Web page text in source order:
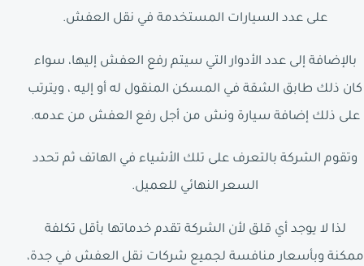
على عدد السيارات المستخدمة في نقل العفش.
بالإضافة إلى عدد الأدوار التي سيتم رفع العفش إليها، سواء
كان ذلك طابق الشقة في المسكن المنقول له أو إليه ، ويترتب
على ذلك إضافة سيارة ونش من أجل رفع العفش من عدمه.
وتقوم الشركة بالتعرف على تلك الأشياء في الهاتف ثم تحدد
السعر النهائي للعميل.
لذا لا يوجد أي قلق لأن الشركة تقدم خدماتها بأقل تكلفة
ممكنة وبأسعار منافسة لجميع شركات نقل العفش في جدة،